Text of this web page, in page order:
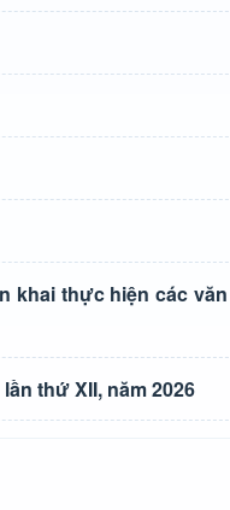
khai thực hiện các
thứ XII, năm 2026